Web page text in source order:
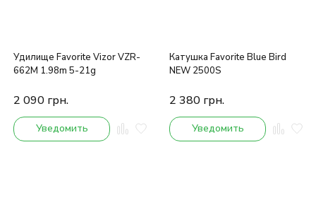
Удилище Favorite Vizor VZR-
662M 1.98m 5-21g
2 090 грн.
Уведомить
Катушка Favorite Blue Bird
NEW 2500S
2 380 грн.
Уведомить